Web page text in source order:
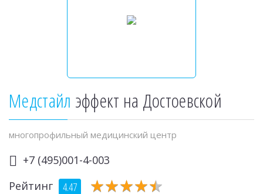
Медстайл эффект на Достоевской
многопрофильный медицинский центр
+7 (495)001-4-003
Рейтинг
4.47 ★★★★★
★★★★★